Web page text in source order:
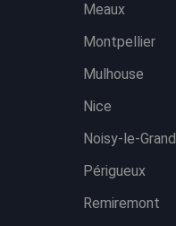
Meaux
Montpellier
Mulhouse
Nice
Noisy-le-Grand
Périgueux
Remiremont